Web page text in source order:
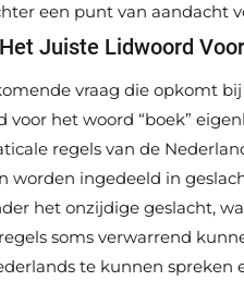
een punt van aandacht
Juiste Lidwoord Voor
vraag die opkomt
voor het woord “boek”
regels van de
worden ingedeeld in
het onzijdige geslacht,
soms verwarrend
te kunnen spreken